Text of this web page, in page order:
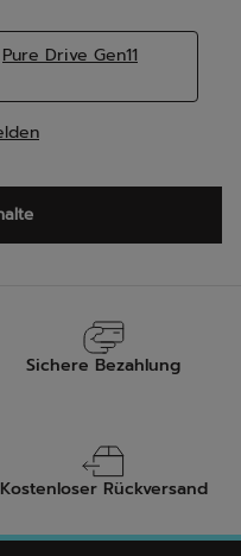
Sichere Bezahlung
Kostenloser Rückversand